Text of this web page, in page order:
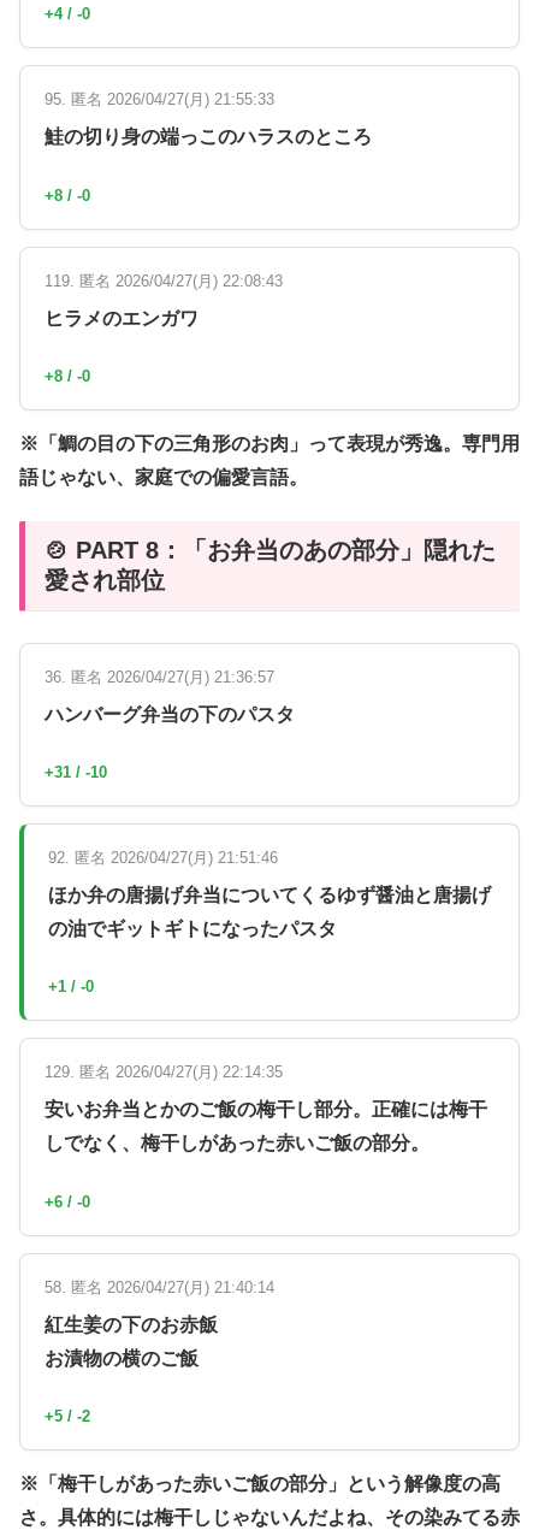
+4 / -0
95. 匿名 2026/04/27(月) 21:55:33
鮭の切り身の端っこのハラスのところ
+8 / -0
119. 匿名 2026/04/27(月) 22:08:43
ヒラメのエンガワ
+8 / -0
※「鯛の目の下の三角形のお肉」って表現が秀逸。専門用
語じゃない、家庭での偏愛言語。
🍲 PART 8：「お弁当のあの部分」隠れた
愛され部位
36. 匿名 2026/04/27(月) 21:36:57
ハンバーグ弁当の下のパスタ
+31 / -10
92. 匿名 2026/04/27(月) 21:51:46
ほか弁の唐揚げ弁当についてくるゆず醤油と唐揚げ
の油でギットギトになったパスタ
+1 / -0
129. 匿名 2026/04/27(月) 22:14:35
安いお弁当とかのご飯の梅干し部分。正確には梅干
しでなく、梅干しがあった赤いご飯の部分。
+6 / -0
58. 匿名 2026/04/27(月) 21:40:14
紅生姜の下のお赤飯
お漬物の横のご飯
+5 / -2
※「梅干しがあった赤いご飯の部分」という解像度の高
さ。具体的には梅干しじゃないんだよね、その染みてる赤